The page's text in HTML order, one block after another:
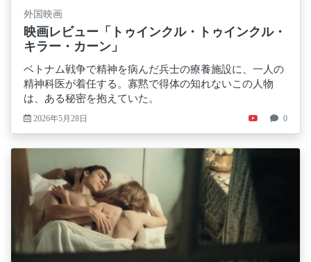
外国映画
映画レビュー「トゥインクル・トゥインクル・
キラー・カーン」
ベトナム戦争で精神を病んだ兵士の療養施設に、一人の
精神科医が着任する。寡黙で得体の知れないこの人物
は、ある秘密を抱えていた。
2026年5月28日 0